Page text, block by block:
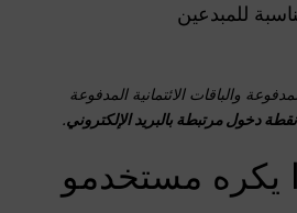
للمبدعين
والباقات الائتمانية المدفوعة
دخول مرتبطة بالبريد الإلكتروني.
يكره مستخدمو